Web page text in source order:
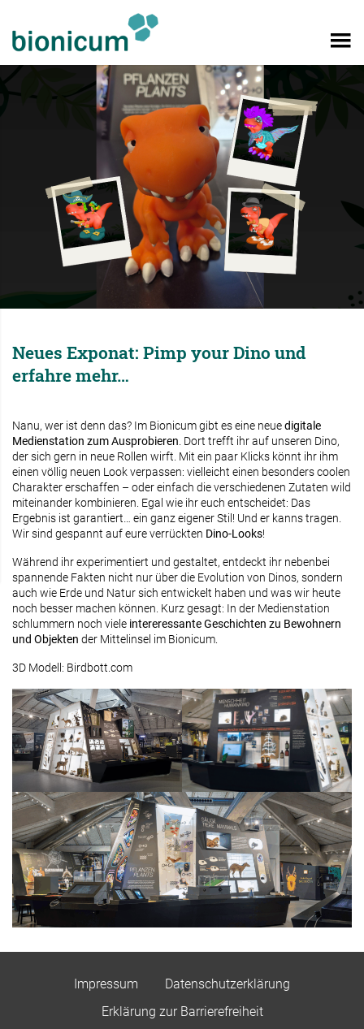
Neues Exponat: Pimp your Dino und
erfahre mehr…
Nanu, wer ist denn das? Im Bionicum gibt es eine neuedigitale
Medienstation zum Ausprobieren . Dort trefft ihr auf unseren Dino,
der sich gern in neue Rollen wirft. Mit ein paar Klicks könnt ihr ihm
einen völlig neuen Look verpassen: vielleicht einen besonders coolen
Charakter erschaffen – oder einfach die verschiedenen Zutaten wild
miteinander kombinieren. Egal wie ihr euch entscheidet: Das
Ergebnis ist garantiert… ein ganz eigener Stil! Und er kanns tragen.
Wir sind gespannt auf eure verrückten Dino-Looks!
Während ihr experimentiert und gestaltet, entdeckt ihr nebenbei
spannende Fakten nicht nur über die Evolution von Dinos, sondern
auch wie Erde und Natur sich entwickelt haben und was wir heute
noch besser machen können. Kurz gesagt: In der Medienstation
schlummern noch viele intereressante Geschichten zu Bewohnern
und Objekten der Mittelinsel im Bionicum.
3D Modell: Birdbott.com
Impressum
Datenschutzerklärung
Erklärung zur Barrierefreiheit